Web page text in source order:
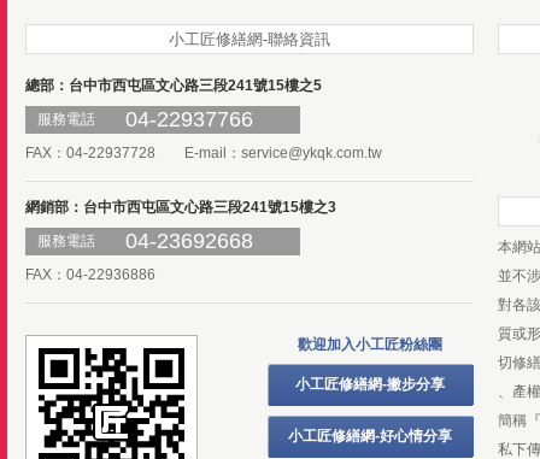
小工匠修繕網-聯絡資訊
總部：台中市西屯區文心路三段241號15樓之5
服務電話
04-22937766
FAX：04-22937728 E-mail： service@ykqk.com.tw
網銷部：台中市西屯區文心路三段241號15樓之3
服務電話
04-23692668
FAX：04-22936886
歡迎加入小工匠粉絲團
小工匠修繕網-撇步分享
小工匠修繕網-好心情分享
本網
並不
對各
質或
切修
、產
簡稱
私下